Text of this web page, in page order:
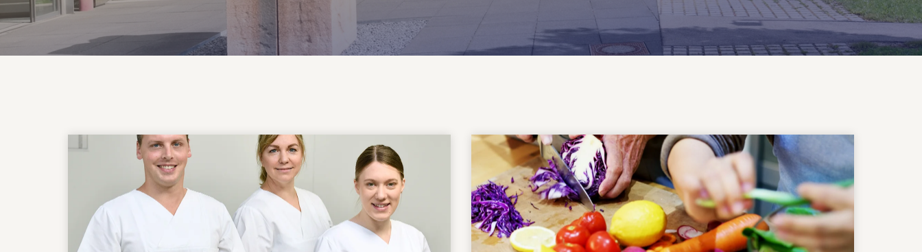
Mehr über das Klinikum